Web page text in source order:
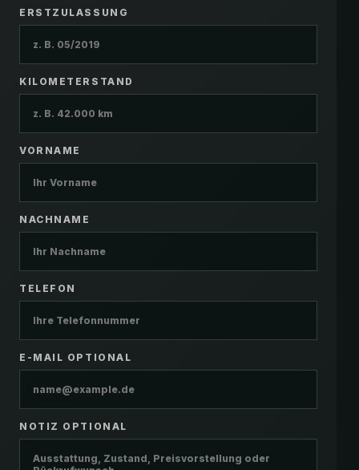
ERSTZULASSUNG
KILOMETERSTAND
VORNAME
NACHNAME
TELEFON
E-MAIL OPTIONAL
NOTIZ OPTIONAL